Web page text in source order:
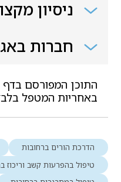
ניסיון
חברות
התוכן המפורסם בדף
באחריות המטפל
הדרכת הורים ברחובות
טיפול בהפרעות קשב וריכוז